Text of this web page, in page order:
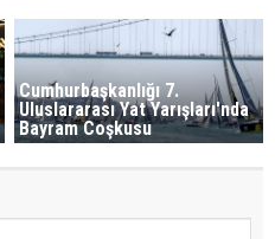
Cumhurbaşkanlığı 7.
Uluslararası Yat Yarışları'nda
Bayram Coşkusu